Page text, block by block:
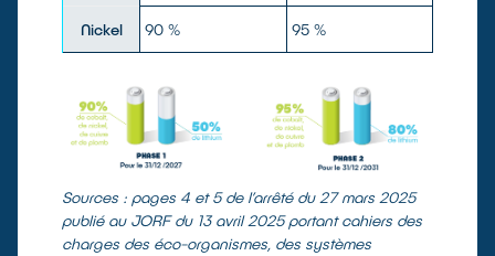
Nickel 90 % 95 %
Sources : pages 4 et 5 de l’arrêté du 27 mars 2025
publié au JORF du 13 avril 2025 portant cahiers des
charges des éco-organismes, des systèmes